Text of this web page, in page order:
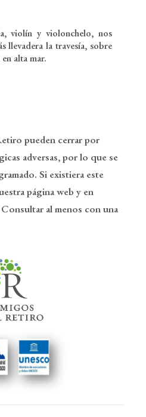
violín y violonchelo, nos
llevadera la travesía, sobre
alta mar.
pueden cerrar por
adversas, por lo que se
Si existiera este
página web y en
al menos con una